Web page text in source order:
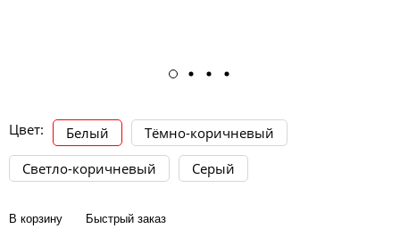
Цвет: Белый
Тёмно-коричневый
Светло-коричневый
Серый
В корзину Быстрый заказ